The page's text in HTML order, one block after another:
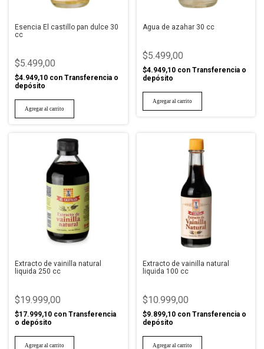
Esencia El castillo pan dulce 30
cc
$5.499,00
$4.949,10 con Transferencia o
depósito
Agua de azahar 30 cc
$5.499,00
$4.949,10 con Transferencia o
depósito
Extracto de vainilla natural
liquida 250 cc
$19.999,00
$17.999,10 con Transferencia
o depósito
Extracto de vainilla natural
liquida 100 cc
$10.999,00
$9.899,10 con Transferencia o
depósito